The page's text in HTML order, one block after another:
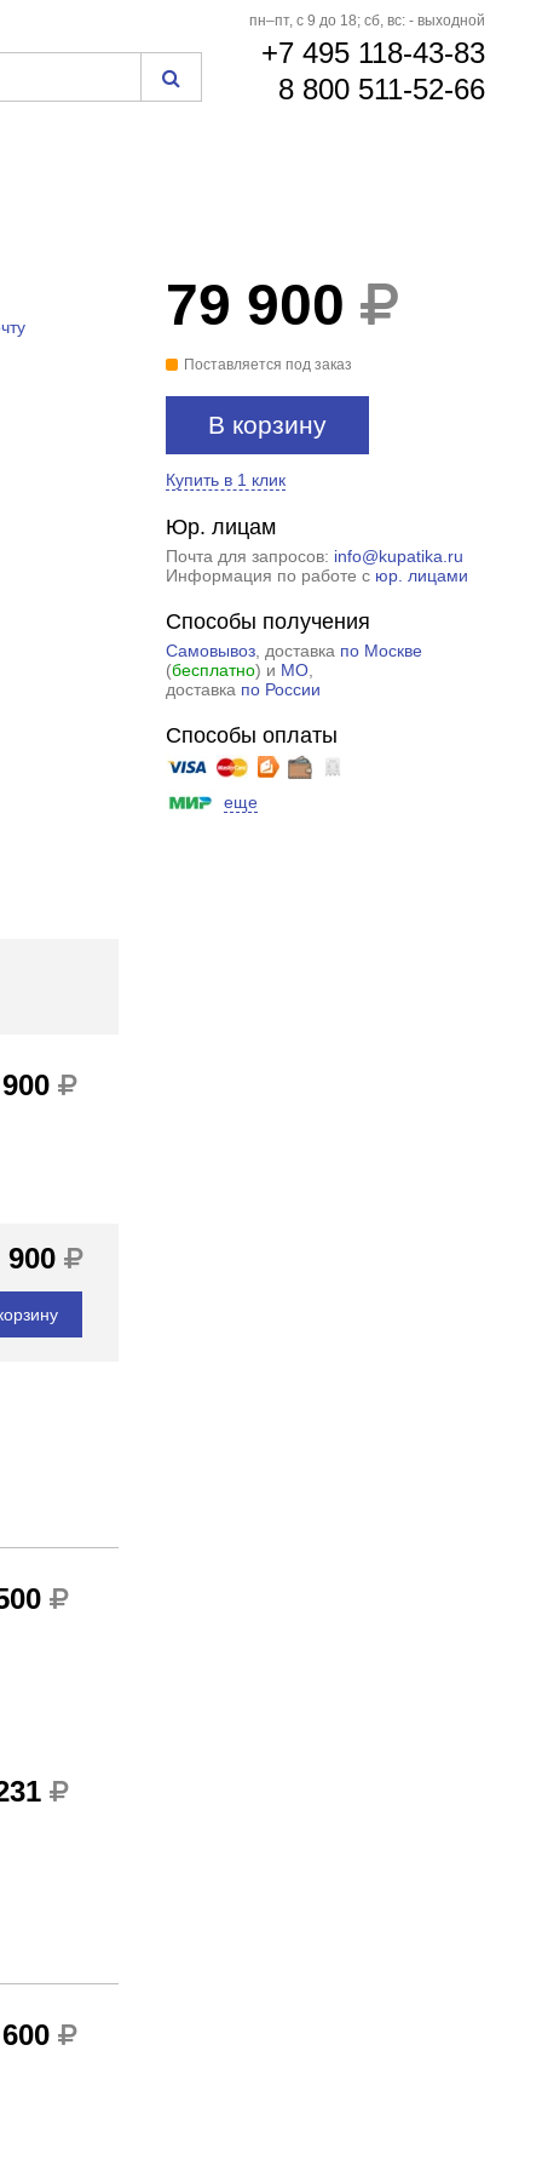
пн–пт, с 9 до 18; сб, вс: - выходной
+7 495 118-43-83
8 800 511-52-66
79 900
Поставляется под заказ
В корзину
Купить в 1 клик
Юр. лицам
Почта для запросов: info@kupatika.ru
Информация по работе с юр. лицами
Способы получения
Самовывоз, доставка по Москве
(бесплатно) и МО,
доставка по России
Способы оплаты
еще
900